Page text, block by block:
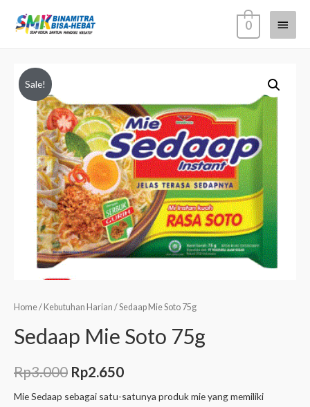
0
Sale!
Home/ Kebutuhan Harian / Sedaap Mie Soto 75g
Sedaap Mie Soto 75g
Rp3.000 Rp2.650
Mie Sedaap sebagai satu-satunya produk mie yang memiliki